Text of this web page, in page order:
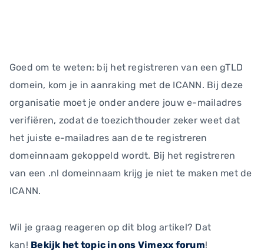
Goed om te weten: bij het registreren van een gTLD
domein, kom je in aanraking met de ICANN. Bij deze
organisatie moet je onder andere jouw e-mailadres
verifiëren, zodat de toezichthouder zeker weet dat
het juiste e-mailadres aan de te registreren
domeinnaam gekoppeld wordt. Bij het registreren
van een .nl domeinnaam krijg je niet te maken met de
ICANN.
Wil je graag reageren op dit blog artikel? Dat
kan! Bekijk het topic in ons Vimexx forum!